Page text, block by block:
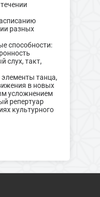
разных
способности:
слух, такт,
танца,
в новых
усложнением
репертуар
культурного